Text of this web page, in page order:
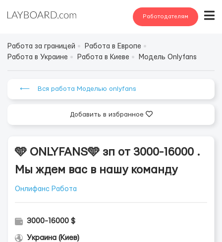
Работодателям
Работа за границей
Работа в Европе
Работа в Украине
Работа в Киеве Модель Onlyfans
⟵ Вся работа Моделью onlyfans
Добавить в избранное
🩵 ONLYFANS🩵 зп от 3000-16000 .
Мы ждем вас в нашу команду
Онлифанс Работа
3000-16000 $
Украина (Киев)